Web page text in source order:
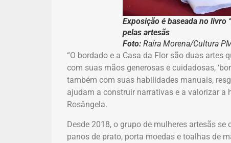
Exposição é baseada no livro
pelas artesãs
Foto: Raíra Morena/Cultura
“O bordado e a Casa da Flor são duas artes
com suas mãos generosas e cuidadosas,
também com suas habilidades manuais,
ajudam a construir narrativas e a valorizar a
Rosângela.
Desde 2018, o grupo de mulheres artesãs
panos de prato, porta moedas e toalhas de